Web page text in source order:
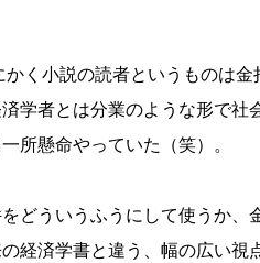
く小説の読者というものは金
学者とは分業のような形で社
所懸命やっていた（笑）。
どういうふうにして使うか、
経済学書と違う、幅の広い視